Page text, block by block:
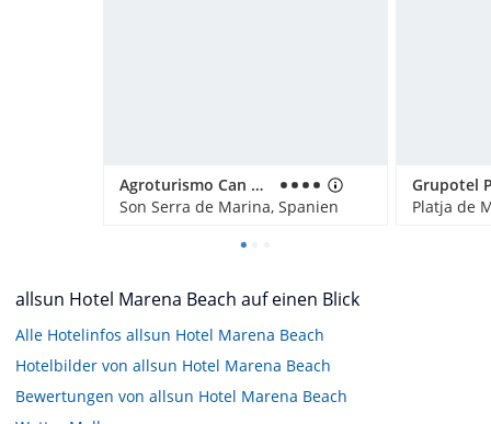
Agroturismo Can Pere Rei
Son Serra de Marina, Spanien
allsun Hotel Marena Beach auf einen Blick
Alle Hotelinfos allsun Hotel Marena Beach
Hotelbilder von allsun Hotel Marena Beach
Bewertungen von allsun Hotel Marena Beach